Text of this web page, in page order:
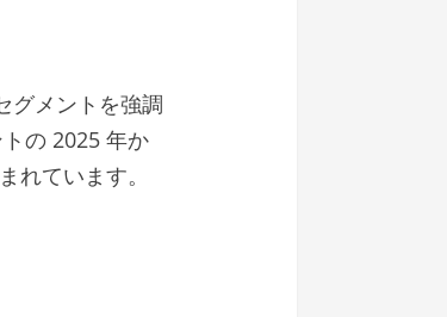
グメントを強調
の 2025 年か
れています。